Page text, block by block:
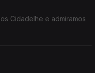
Cidadelhe e admiramos